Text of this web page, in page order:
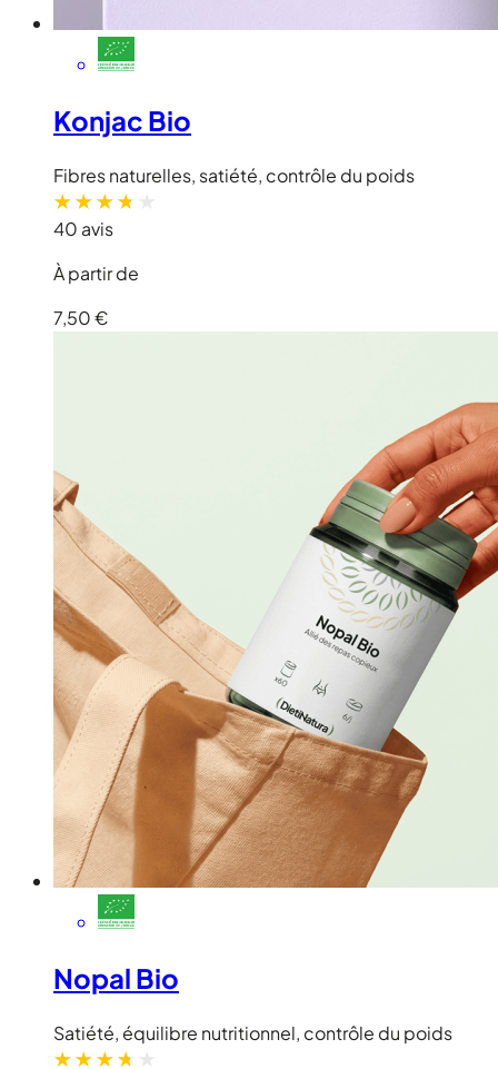
Konjac Bio
Fibres naturelles, satiété, contrôle du poids
40 avis
À partir de
7,50 €
Nopal Bio
Satiété, équilibre nutritionnel, contrôle du poids